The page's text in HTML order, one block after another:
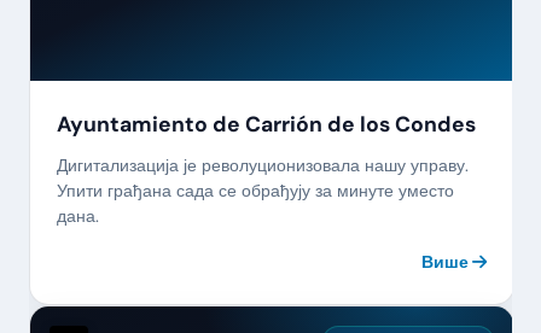
Ayuntamiento de Carrión de los Condes
Дигитализација је револуционизовала нашу управу.
Упити грађана сада се обрађују за минуте уместо
дана.
Више